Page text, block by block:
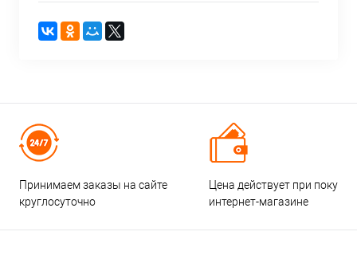
Принимаем заказы на сайте
круглосуточно
Цена действует при
интернет-магазине